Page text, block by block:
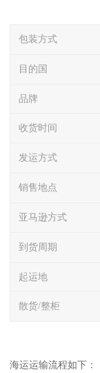
包装方式
目的国
品牌
收货时间
发运方式
销售地点
亚马逊方式
到货周期
起运地
散货/整柜
海运运输流程如下：